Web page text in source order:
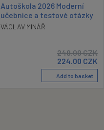
Autoškola 2026 Moderní
učebnice a testové otázky
VÁCLAV MINÁŘ
249.00CZK
224.00 CZK
Add to basket